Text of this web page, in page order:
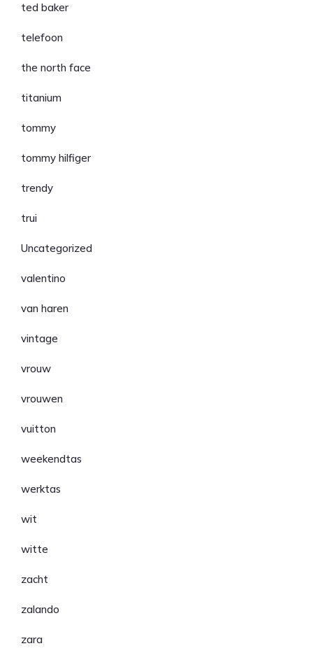
ted baker
telefoon
the north face
titanium
tommy
tommy hilfiger
trendy
trui
Uncategorized
valentino
van haren
vintage
vrouw
vrouwen
vuitton
weekendtas
werktas
wit
witte
zacht
zalando
zara